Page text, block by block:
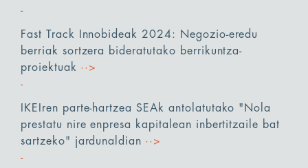
Fast Track Innobideak 2024: Negozio-eredu
berriak sortzera bideratutako berrikuntza-
proiektuak ··>
IKEIren parte-hartzea SEAk antolatutako "Nola
prestatu nire enpresa kapitalean inbertitzaile bat
sartzeko" jardunaldian ··>